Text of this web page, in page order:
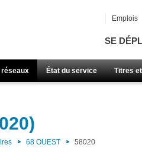
SE
réseaux État du service Titres
Emplois
68 OUEST 58020